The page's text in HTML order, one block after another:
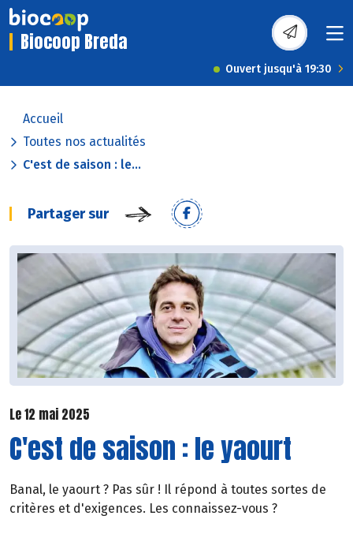
Biocoop Breda
Ouvert jusqu'à 19:30
Accueil
Toutes nos actualités
C'est de saison : le...
Partager sur
Le 12 mai 2025
C'est de saison : le yaourt
Banal, le yaourt ? Pas sûr ! Il répond à toutes sortes de
critères et d'exigences. Les connaissez-vous ?